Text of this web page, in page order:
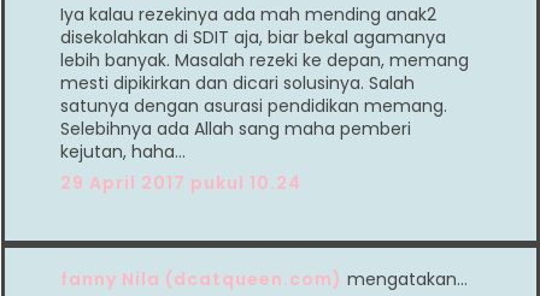
Iya kalau rezekinya ada mah mending anak2
disekolahkan di SDIT aja, biar bekal agamanya
lebih banyak. Masalah rezeki ke depan, memang
mesti dipikirkan dan dicari solusinya. Salah
satunya dengan asurasi pendidikan memang.
Selebihnya ada Allah sang maha pemberi
kejutan, haha...
29 April 2017 pukul 10.24
fanny Nila (dcatqueen.com) mengatakan…